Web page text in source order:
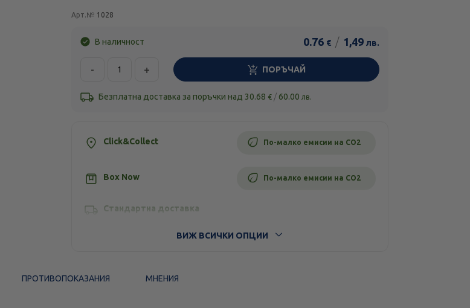
Арт.№ 1028
В наличност 0.76 € / 1,49 лв.
- + ПОРЪЧАЙ
Безплатна доставка за поръчки над 30.68 € / 60.00 лв.
Click&Collect По-малко емисии на CO2
Box Now По-малко емисии на CO2
Стандартна доставка
ВИЖ ВСИЧКИ ОПЦИИ
ПРОТИВОПОКАЗАНИЯ МНЕНИЯ